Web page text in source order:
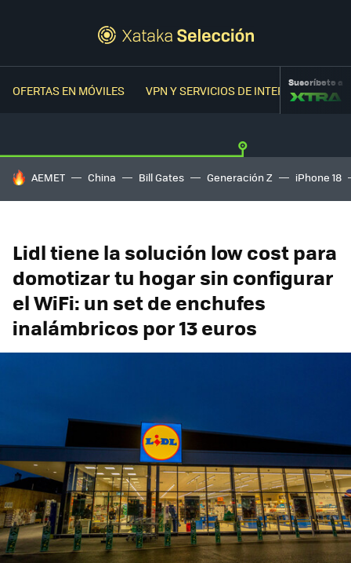
OFERTAS EN MÓVILES VPN Y SERVICIOS DE INTERNETSuscríbete a
HOY SE HABLA DE
AEMET China Bill Gates Generación Z iPhone 18
Lidl tiene la solución low cost para
domotizar tu hogar sin configurar
el WiFi: un set de enchufes
inalámbricos por 13 euros